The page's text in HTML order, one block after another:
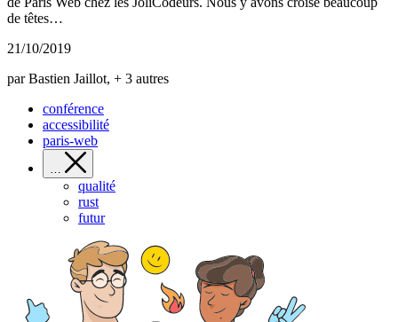
de têtes…
21/10/2019
par Bastien Jaillot, + 3 autres
conférence
accessibilité
paris-web
…
qualité
rust
futur